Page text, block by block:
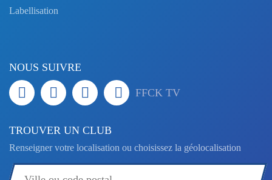
Labellisation
NOUS SUIVRE
FFCK TV
TROUVER UN CLUB
Renseigner votre localisation ou choisissez la géolocalisation